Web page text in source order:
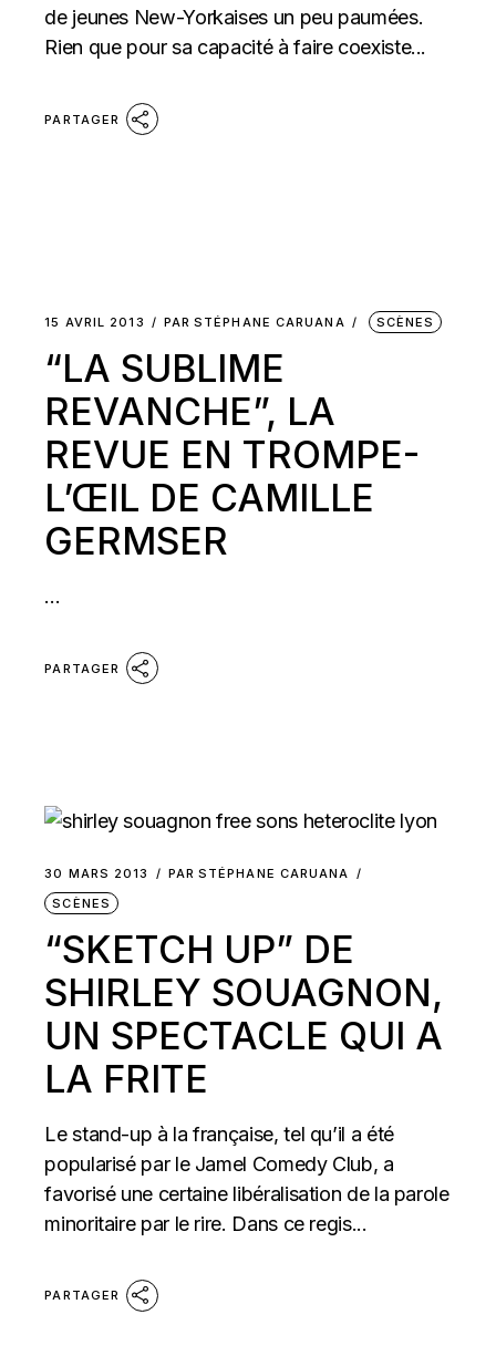
de jeunes New-Yorkaises un peu paumées.
Rien que pour sa capacité à faire coexiste...
PARTAGER
15 AVRIL 2013 PAR STÉPHANE CARUANA SCÈNES
“LA SUBLIME
REVANCHE”, LA
REVUE EN TROMPE-
L’ŒIL DE CAMILLE
GERMSER
...
PARTAGER
30 MARS 2013 PAR STÉPHANE CARUANA
SCÈNES
“SKETCH UP” DE
SHIRLEY SOUAGNON,
UN SPECTACLE QUI A
LA FRITE
Le stand-up à la française, tel qu’il a été
popularisé par le Jamel Comedy Club, a
favorisé une certaine libéralisation de la parole
minoritaire par le rire. Dans ce regis...
PARTAGER